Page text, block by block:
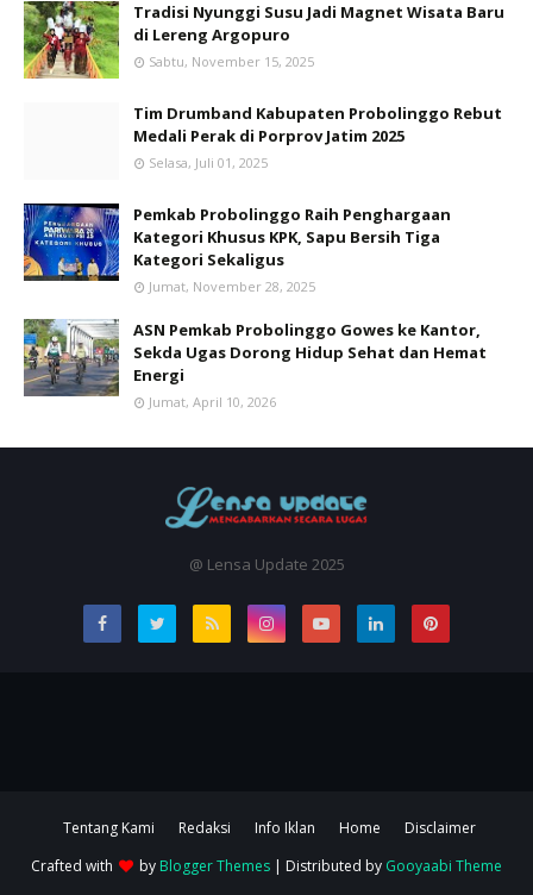
Tradisi Nyunggi Susu Jadi Magnet Wisata Baru
di Lereng Argopuro
Sabtu, November 15, 2025
Tim Drumband Kabupaten Probolinggo Rebut
Medali Perak di Porprov Jatim 2025
Selasa, Juli 01, 2025
Pemkab Probolinggo Raih Penghargaan
Kategori Khusus KPK, Sapu Bersih Tiga
Kategori Sekaligus
Jumat, November 28, 2025
ASN Pemkab Probolinggo Gowes ke Kantor,
Sekda Ugas Dorong Hidup Sehat dan Hemat
Energi
Jumat, April 10, 2026
@ Lensa Update 2025
Tentang Kami Redaksi Info Iklan Home
Disclaimer
Crafted with
by Blogger Themes | Distributed by Gooyaabi Theme